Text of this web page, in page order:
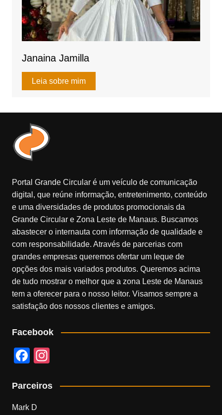
Janaina Jamilla
Leia sobre mim
Portal Grande Circular é um veículo de comunicação
digital, que reúne informação, entretenimento, conteúdo
e uma diversidades de produtos promocionais da
Grande Circular e Zona Leste de Manaus. Buscamos
abastecer o internauta com informação de qualidade e
com responsabilidade. Através de parcerias com
grandes empresas queremos ofertar um leque de
opções dos mais variados produtos. Queremos acima
de tudo mostrar o melhor que a zona Leste de Manaus
tem a oferecer para o nosso leitor. Visamos sempre a
satisfação dos nossos clientes e amigos.
Facebook
F
c
e
a
Parceiros
Mark D